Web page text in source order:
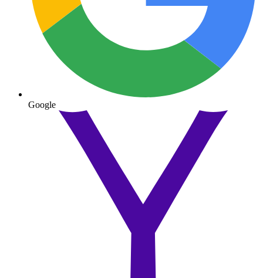
Google